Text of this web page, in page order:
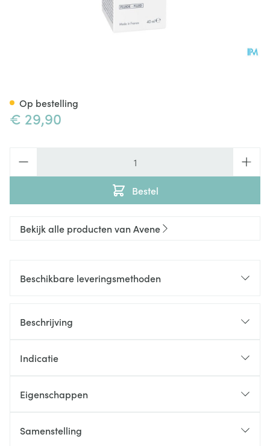
€ 29,90
Bestel
Op bestelling
Bekijk alle producten van Avene
Beschikbare leveringsmethoden
Beschrijving
Indicatie
Eigenschappen
Samenstelling